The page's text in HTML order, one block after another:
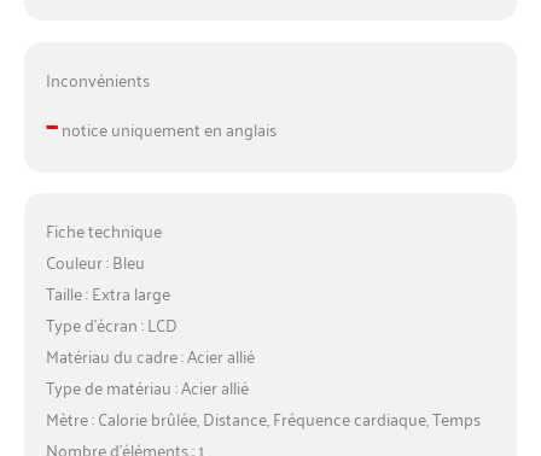
Inconvénients
–notice uniquement en anglais
Fiche technique
Couleur : Bleu
Taille : Extra large
Type d’écran : LCD
Matériau du cadre : Acier allié
Type de matériau : Acier allié
Mètre : Calorie brûlée, Distance, Fréquence cardiaque, Temps
Nombre d’éléments : 1